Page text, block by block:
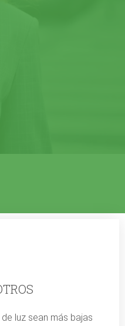
luz sean más bajas